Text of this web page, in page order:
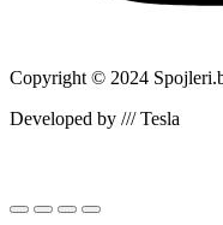
Copyright © 2024
Developed by /// Tesla